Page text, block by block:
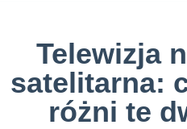
Telewizja
satelitarna:
różni te